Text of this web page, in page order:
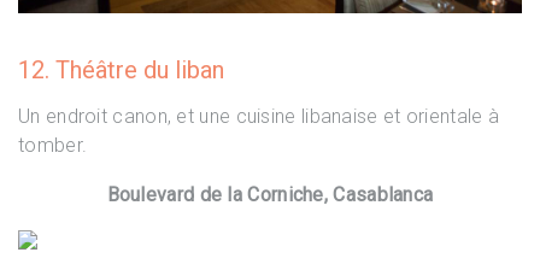
12. Théâtre du liban
Un endroit canon, et une cuisine libanaise et orientale à
tomber.
Boulevard de la Corniche, Casablanca